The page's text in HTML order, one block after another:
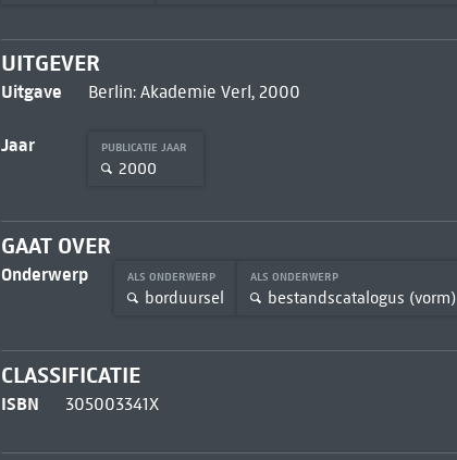
UITGEVER
Uitgave Berlin: Akademie Verl, 2000
Jaar PUBLICATIE JAAR
2000
GAAT OVER
Onderwerp ALS ONDERWERP
borduursel
ALS ONDERWERP
bestandscatalogus (vorm)
CLASSIFICATIE
ISBN 305003341X